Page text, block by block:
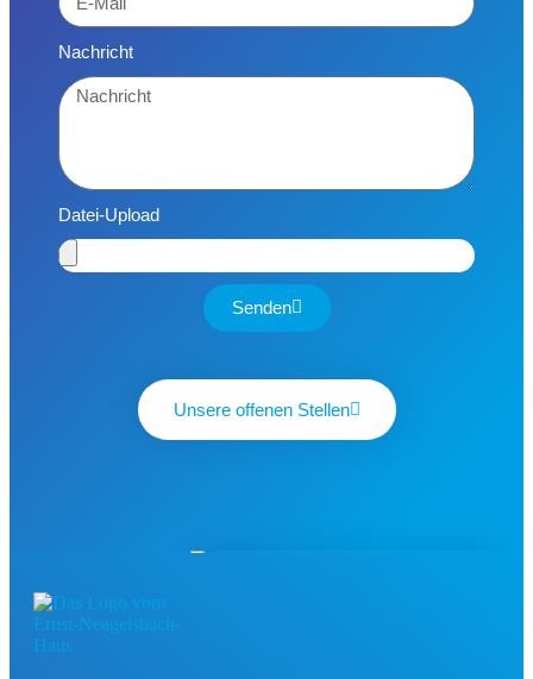
Nachricht
Datei-Upload
Senden
Unsere offenen Stellen